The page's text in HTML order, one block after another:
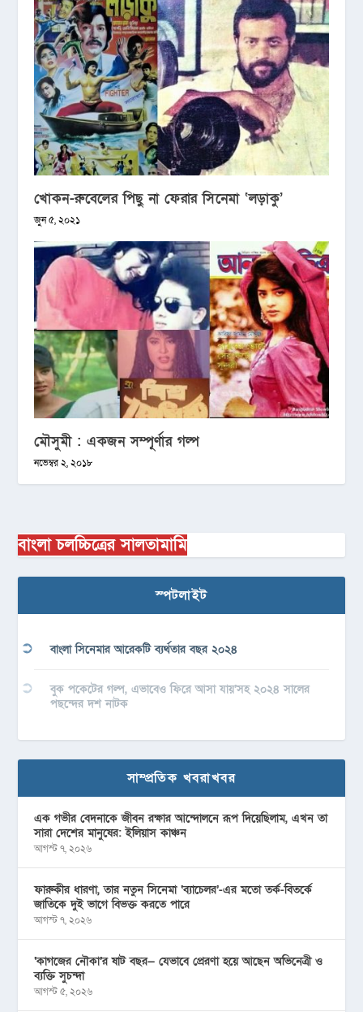
খোকন-রুবেলের পিছু না ফেরার সিনেমা ‘লড়াকু’
জুন ৫, ২০২১
মৌসুমী : একজন সম্পূর্ণার গল্প
নভেম্বর ২, ২০১৮
বাংলা চলচ্চিত্রের সালতামামি
স্পটলাইট
বাংলা সিনেমার আরেকটি ব্যর্থতার বছর ২০২৪
বুক পকেটের গল্প, এভাবেও ফিরে আসা যায়’সহ ২০২৪ সালের
পছন্দের দশ নাটক
সাম্প্রতিক খবরাখবর
এক গভীর বেদনাকে জীবন রক্ষার আন্দোলনে রূপ দিয়েছিলাম, এখন তা
সারা দেশের মানুষের: ইলিয়াস কাঞ্চন
আগস্ট ৭, ২০২৬
ফারুকীর ধারণা, তার নতুন সিনেমা ‘ব্যাচেলর’-এর মতো তর্ক-বিতর্কে
জাতিকে দুই ভাগে বিভক্ত করতে পারে
আগস্ট ৭, ২০২৬
‘কাগজের নৌকা’র ষাট বছর— যেভাবে প্রেরণা হয়ে আছেন অভিনেত্রী ও
ব্যক্তি সুচন্দা
আগস্ট ৫, ২০২৬